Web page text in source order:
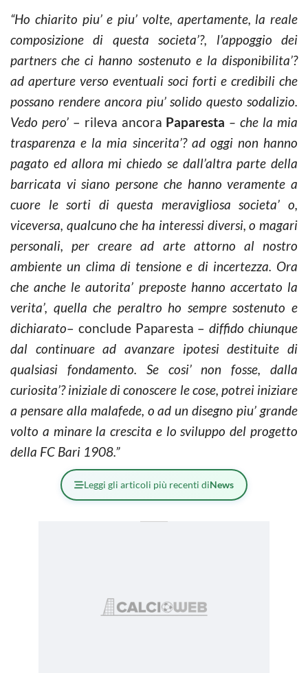
“Ho chiarito piu’ e piu’ volte, apertamente, la reale
composizione di questa societa’?, l’appoggio dei
partners che ci hanno sostenuto e la disponibilita’?
ad aperture verso eventuali soci forti e credibili che
possano rendere ancora piu’ solido questo sodalizio.
Vedo pero’– rileva ancora Paparesta – che la mia
trasparenza e la mia sincerita’? ad oggi non hanno
pagato ed allora mi chiedo se dall’altra parte della
barricata vi siano persone che hanno veramente a
cuore le sorti di questa meravigliosa societa’ o,
viceversa, qualcuno che ha interessi diversi, o magari
personali, per creare ad arte attorno al nostro
ambiente un clima di tensione e di incertezza. Ora
che anche le autorita’ preposte hanno accertato la
verita’, quella che peraltro ho sempre sostenuto e
dichiarato– conclude Paparesta – diffido chiunque
dal continuare ad avanzare ipotesi destituite di
qualsiasi fondamento. Se cosi’ non fosse, dalla
curiosita’? iniziale di conoscere le cose, potrei iniziare
a pensare alla malafede, o ad un disegno piu’ grande
volto a minare la crescita e lo sviluppo del progetto
della FC Bari 1908.”
Leggi gli articoli più recenti diNews